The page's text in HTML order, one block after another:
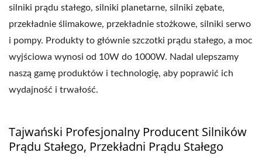
silniki prądu stałego, silniki planetarne, silniki zębate,
przekładnie ślimakowe, przekładnie stożkowe, silniki serwo
i pompy. Produkty to głównie szczotki prądu stałego, a moc
wyjściowa wynosi od 10W do 1000W. Nadal ulepszamy
naszą gamę produktów i technologię, aby poprawić ich
wydajność i trwałość.
Tajwański Profesjonalny Producent Silników
Prądu Stałego, Przekładni Prądu Stałego